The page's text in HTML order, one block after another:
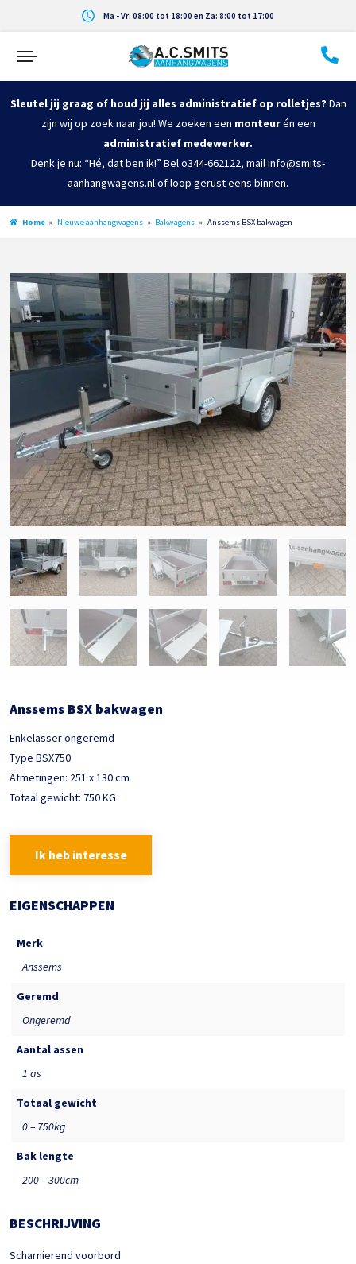
Ma - Vr: 08:00 tot 18:00 en Za: 8:00 tot 17:00
Sleutel jij graag of houd jij alles administratief op rolletjes? Dan
zijn wij op zoek naar jou! We zoeken een monteurén een
administratief medewerker.
Denk je nu: “Hé, dat ben ik!” Bel o344-662122, mail info@smits-
aanhangwagens.nl of loop gerust eens binnen.
Home » Nieuwe aanhangwagens » Bakwagens » Anssems BSX bakwagen
Anssems BSX bakwagen
Enkelasser ongeremd
Type BSX750
Afmetingen: 251 x 130 cm
Totaal gewicht: 750 KG
Ik heb interesse
EIGENSCHAPPEN
Merk
Anssems
Geremd
Ongeremd
Aantal assen
1 as
Totaal gewicht
0 – 750kg
Bak lengte
200 – 300cm
BESCHRIJVING
Scharnierend voorbord